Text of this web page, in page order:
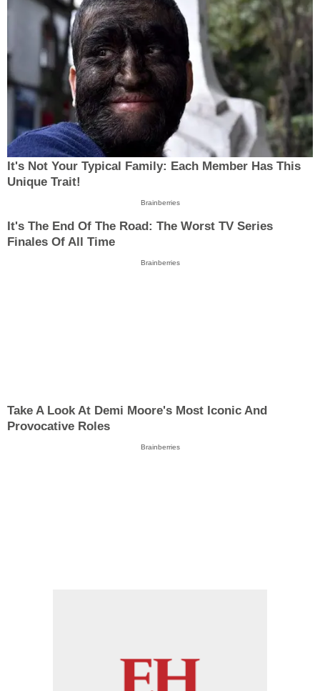
It's Not Your Typical Family: Each Member Has This
Unique Trait!
Brainberries
It's The End Of The Road: The Worst TV Series
Finales Of All Time
Brainberries
Take A Look At Demi Moore's Most Iconic And
Provocative Roles
Brainberries